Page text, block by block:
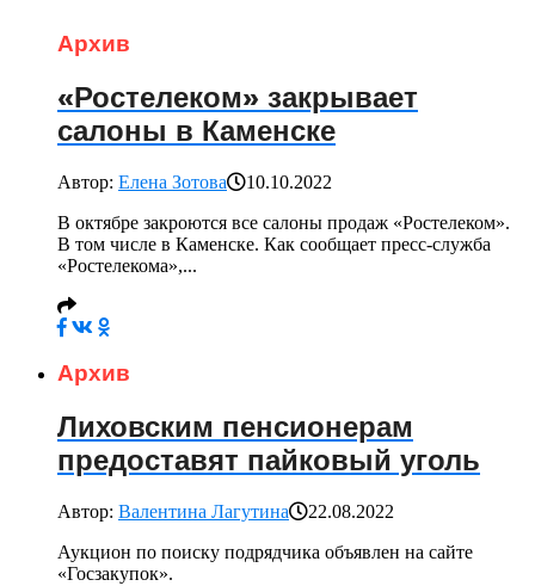
Архив
«Ростелеком» закрывает
салоны в Каменске
Автор: Елена Зотова
10.10.2022
В октябре закроются все салоны продаж «Ростелеком».
В том числе в Каменске. Как сообщает пресс-служба
«Ростелекома»,...
Архив
Лиховским пенсионерам
предоставят пайковый уголь
Автор: Валентина Лагутина
22.08.2022
Аукцион по поиску подрядчика объявлен на сайте
«Госзакупок».